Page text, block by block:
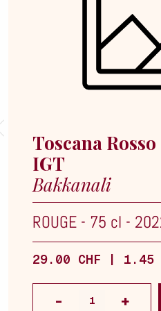
Toscana
IGT
Bakkanali
ROUGE - 75 cl -
29.00 CHF | 1.45